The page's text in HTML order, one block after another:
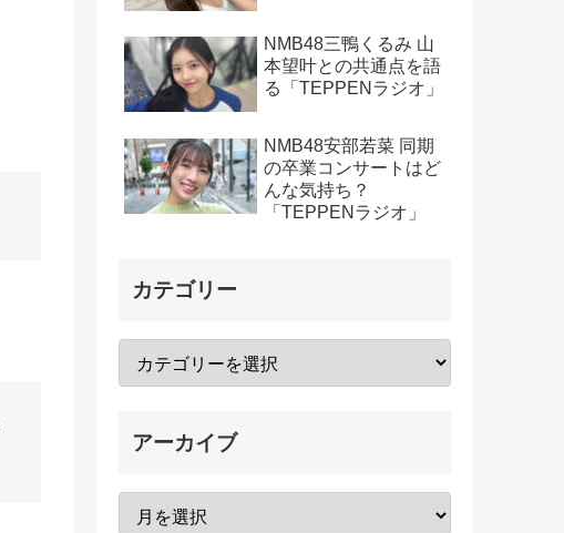
NMB48三鴨くるみ 山
本望叶との共通点を語
る「TEPPENラジオ」
NMB48安部若菜 同期
の卒業コンサートはど
んな気持ち？
「TEPPENラジオ」
カテゴリー
アーカイブ